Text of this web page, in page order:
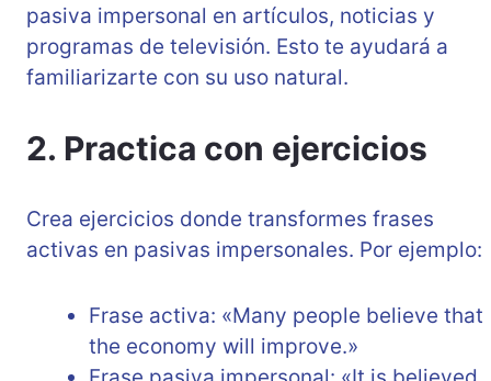
pasiva impersonal en artículos, noticias y
programas de televisión. Esto te ayudará a
familiarizarte con su uso natural.
2. Practica con ejercicios
Crea ejercicios donde transformes frases
activas en pasivas impersonales. Por ejemplo:
Frase activa: «Many people believe that
the economy will improve.»